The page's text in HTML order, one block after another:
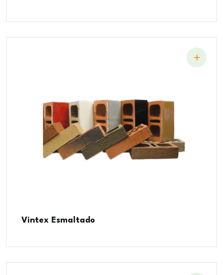
Vintex Esmaltado